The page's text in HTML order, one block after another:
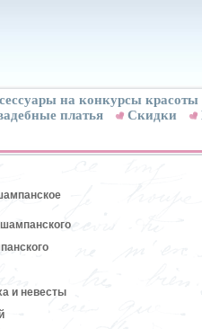
на конкурсы красоты
платья Скидки
и невесты